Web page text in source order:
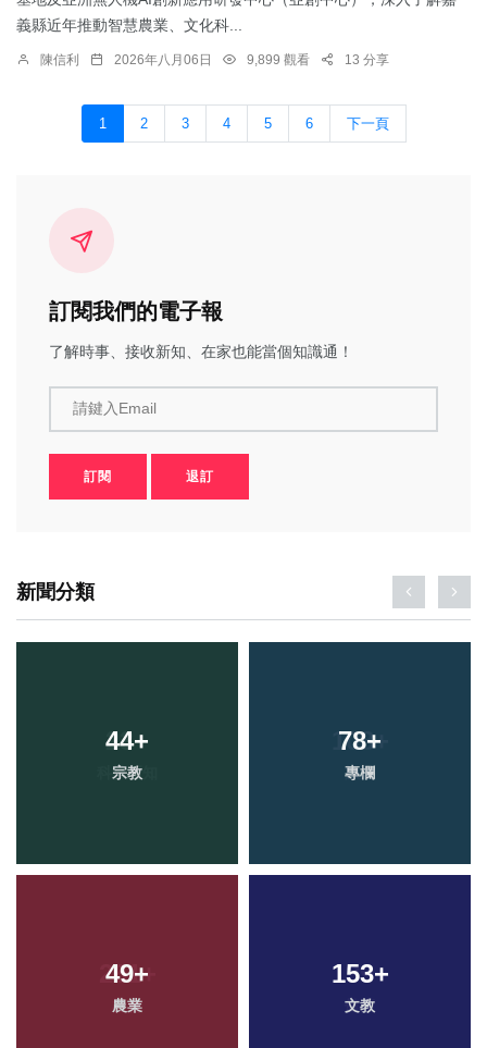
義縣近年推動智慧農業、文化科...
陳信利 2026年八月06日 9,899 觀看 13 分享
1 2 3 4 5 6 下一頁
訂閱我們的電子報
了解時事、接收新知、在家也能當個知識通！
請鍵入Email
訂閱 退訂
新聞分類
44+
宗教
78+
專欄
49+
農業
153+
文教